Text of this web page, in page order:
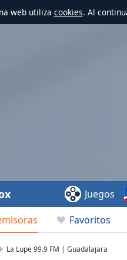
web utiliza cookies. Al
Favoritos
Juegos
La Lupe 99.9 FM | Guadalajara